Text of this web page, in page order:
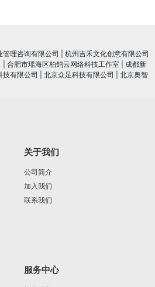
管理咨询有限公司
杭州吉禾文化创意有限公司
合肥市瑶海区柏鸽云网络科技工作室
成都新
技有限公司 北京众足科技有限公司
北京奥智
关于我们
公司简介
加入我们
联系我们
服务中心